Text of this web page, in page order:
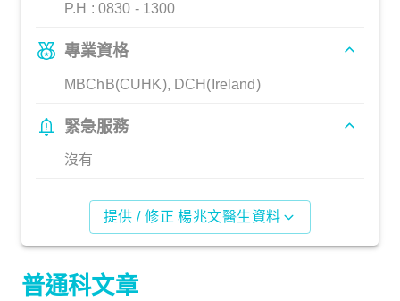
P.H : 0830 - 1300
專業資格
MBChB(CUHK), DCH(Ireland)
緊急服務
沒有
提供 / 修正 楊兆文醫生資料
普通科文章